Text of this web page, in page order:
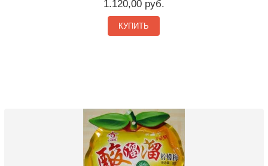
1.120,00 руб.
КУПИТЬ